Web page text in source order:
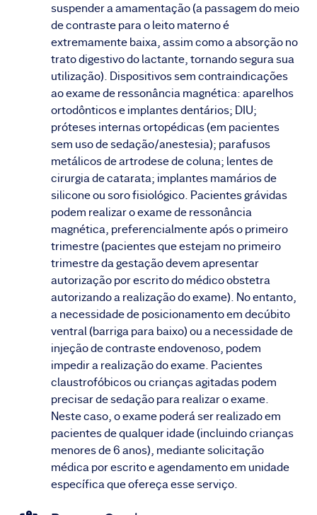
suspender a amamentação (a passagem do meio
de contraste para o leito materno é
extremamente baixa, assim como a absorção no
trato digestivo do lactante, tornando segura sua
utilização). Dispositivos sem contraindicações
ao exame de ressonância magnética: aparelhos
ortodônticos e implantes dentários; DIU;
próteses internas ortopédicas (em pacientes
sem uso de sedação/anestesia); parafusos
metálicos de artrodese de coluna; lentes de
cirurgia de catarata; implantes mamários de
silicone ou soro fisiológico. Pacientes grávidas
podem realizar o exame de ressonância
magnética, preferencialmente após o primeiro
trimestre (pacientes que estejam no primeiro
trimestre da gestação devem apresentar
autorização por escrito do médico obstetra
autorizando a realização do exame). No entanto,
a necessidade de posicionamento em decúbito
ventral (barriga para baixo) ou a necessidade de
injeção de contraste endovenoso, podem
impedir a realização do exame. Pacientes
claustrofóbicos ou crianças agitadas podem
precisar de sedação para realizar o exame.
Neste caso, o exame poderá ser realizado em
pacientes de qualquer idade (incluindo crianças
menores de 6 anos), mediante solicitação
médica por escrito e agendamento em unidade
específica que ofereça esse serviço.